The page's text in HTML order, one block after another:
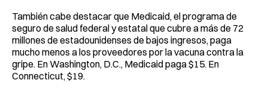
También cabe destacar que Medicaid, el programa de
seguro de salud federal y estatal que cubre a más de 72
millones de estadounidenses de bajos ingresos, paga
mucho menos a los proveedores por la vacuna contra la
gripe. En Washington, D.C., Medicaid paga $15. En
Connecticut, $19.